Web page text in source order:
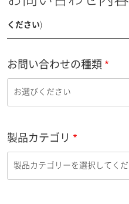
ください)
お問い合わせの種類
製品カテゴリ